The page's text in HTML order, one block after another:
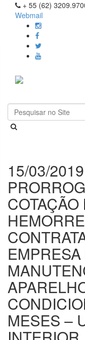
+ 55 (62)
Webmail
15/03/
EMPRESA
MESES –